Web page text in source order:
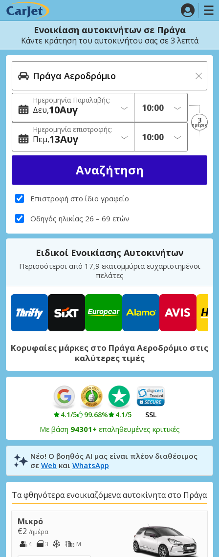
Ενοικίαση αυτοκινήτων σε Πράγα
Κάντε κράτηση του αυτοκινήτου σας σε 3 λεπτά
Ημερομηνία Παραλαβής:
Δευ 10Αυγ
Ημερομηνία επιστροφής:
Πεμ 13Αυγ
3
ημέρες
Επιστροφή στο ίδιο γραφείο
Οδηγός ηλικίας 26 – 69 ετών
Ειδικοί Ενοικίασης Αυτοκινήτων
Περισσότεροι από 17,9 εκατομμύρια ευχαριστημένοι
πελάτες
Κορυφαίες μάρκες στο Πράγα Αεροδρόμιο στις
καλύτερες τιμές
4.1/5 99.68% 4.1/5 SSL
Με βάση 94301+ επαληθευμένες κριτικές
Νέο! Ο βοηθός AI μας είναι πλέον διαθέσιμος
σε Web και WhatsApp
Τα φθηνότερα ενοικιαζόμενα αυτοκίνητα στο Πράγα
Μικρό
€2 /ημέρα
4
3 M